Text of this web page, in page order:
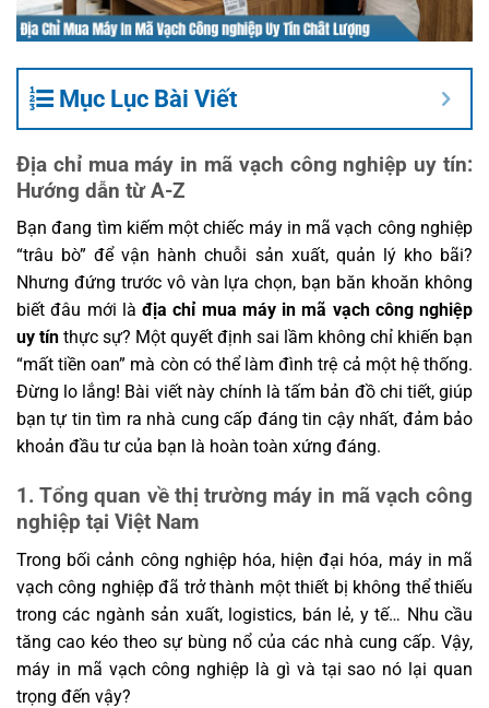
Mục Lục Bài Viết
Địa chỉ mua máy in mã vạch công nghiệp uy tín:
Hướng dẫn từ A-Z
Bạn đang tìm kiếm một chiếc máy in mã vạch công nghiệp
“trâu bò” để vận hành chuỗi sản xuất, quản lý kho bãi?
Nhưng đứng trước vô vàn lựa chọn, bạn băn khoăn không
biết đâu mới là địa chỉ mua máy in mã vạch công nghiệp
uy tín thực sự? Một quyết định sai lầm không chỉ khiến bạn
“mất tiền oan” mà còn có thể làm đình trệ cả một hệ thống.
Đừng lo lắng! Bài viết này chính là tấm bản đồ chi tiết, giúp
bạn tự tin tìm ra nhà cung cấp đáng tin cậy nhất, đảm bảo
khoản đầu tư của bạn là hoàn toàn xứng đáng.
1. Tổng quan về thị trường máy in mã vạch công
nghiệp tại Việt Nam
Trong bối cảnh công nghiệp hóa, hiện đại hóa, máy in mã
vạch công nghiệp đã trở thành một thiết bị không thể thiếu
trong các ngành sản xuất, logistics, bán lẻ, y tế… Nhu cầu
tăng cao kéo theo sự bùng nổ của các nhà cung cấp. Vậy,
máy in mã vạch công nghiệp là gì và tại sao nó lại quan
trọng đến vậy?